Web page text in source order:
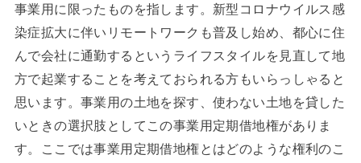
事業用に限ったものを指します。新型コロナウイルス感
染症拡大に伴いリモートワークも普及し始め、都心に住
んで会社に通勤するというライフスタイルを見直して地
方で起業することを考えておられる方もいらっしゃると
思います。事業用の土地を探す、使わない土地を貸した
いときの選択肢としてこの事業用定期借地権がありま
す。ここでは事業用定期借地権とはどのような権利のこ